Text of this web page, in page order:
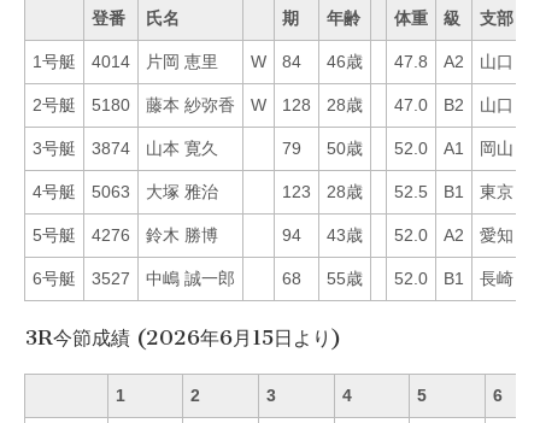
登番 氏名 期 年齢 体重 級 支部
1号艇 4014 片岡 恵里 W 84 46歳 47.8 A2 山口
2号艇 5180 藤本 紗弥香 W 128 28歳 47.0 B2 山口
3号艇 3874 山本 寛久 79 50歳 52.0 A1 岡山
4号艇 5063 大塚 雅治 123 28歳 52.5 B1 東京
5号艇 4276 鈴木 勝博 94 43歳 52.0 A2 愛知
6号艇 3527 中嶋 誠一郎 68 55歳 52.0 B1 長崎
3R今節成績 (2026年6月15日より)
1 2 3 4 5 6